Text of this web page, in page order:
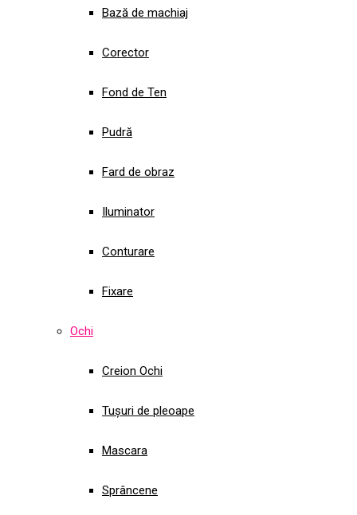
Bază de machiaj
Corector
Fond de Ten
Pudră
Fard de obraz
Iluminator
Conturare
Fixare
Ochi
Creion Ochi
Tușuri de pleoape
Mascara
Sprâncene